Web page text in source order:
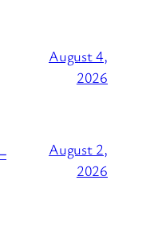
August 4,
2026
August 2,
2026